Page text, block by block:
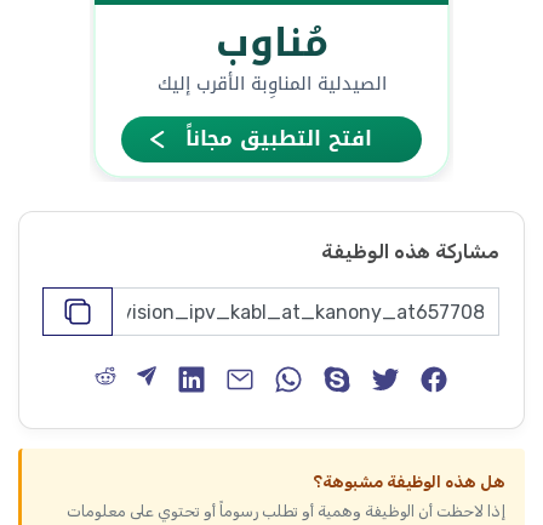
مشاركة هذه الوظيفة
هل هذه الوظيفة مشبوهة؟
إذا لاحظت أن الوظيفة وهمية أو تطلب رسوماً أو تحتوي على معلومات